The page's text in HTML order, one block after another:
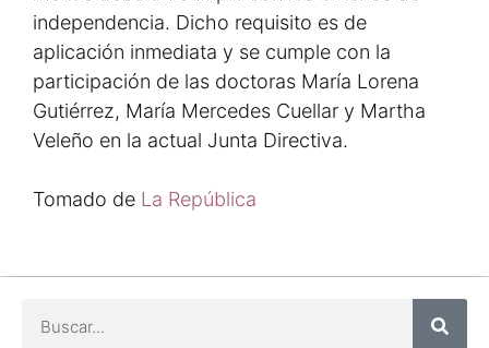
independencia. Dicho requisito es de
aplicación inmediata y se cumple con la
participación de las doctoras María Lorena
Gutiérrez, María Mercedes Cuellar y Martha
Veleño en la actual Junta Directiva.
Tomado de La República